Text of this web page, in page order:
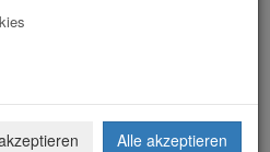
Alle akzeptieren